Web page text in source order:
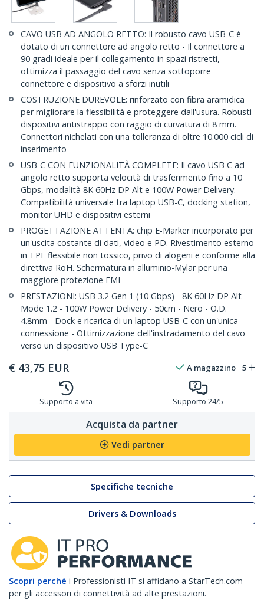
CAVO USB AD ANGOLO RETTO: Il robusto cavo USB-C è
dotato di un connettore ad angolo retto - Il connettore a
90 gradi ideale per il collegamento in spazi ristretti,
ottimizza il passaggio del cavo senza sottoporre
connettore e dispositivo a sforzi inutili
COSTRUZIONE DUREVOLE: rinforzato con fibra aramidica
per migliorare la flessibilità e proteggere dall'usura. Robusti
dispositivi antistrappo con raggio di curvatura di 8 mm.
Connettori nichelati con una tolleranza di oltre 10.000 cicli di
inserimento
USB-C CON FUNZIONALITÀ COMPLETE: Il cavo USB C ad
angolo retto supporta velocità di trasferimento fino a 10
Gbps, modalità 8K 60Hz DP Alt e 100W Power Delivery.
Compatibilità universale tra laptop USB-C, docking station,
monitor UHD e dispositivi esterni
PROGETTAZIONE ATTENTA: chip E-Marker incorporato per
un'uscita costante di dati, video e PD. Rivestimento esterno
in TPE flessibile non tossico, privo di alogeni e conforme alla
direttiva RoH. Schermatura in alluminio-Mylar per una
maggiore protezione EMI
PRESTAZIONI: USB 3.2 Gen 1 (10 Gbps) - 8K 60Hz DP Alt
Mode 1.2 - 100W Power Delivery - 50cm - Nero - O.D.
4.8mm - Dock e ricarica di un laptop USB-C con un'unica
connessione - Ottimizzazione dell'instradamento del cavo
verso un dispositivo USB Type-C
€ 43,75 EUR A magazzino 5
Supporto a vita Supporto 24/5
Acquista da partner
Vedi partner
Specifiche tecniche
Drivers & Downloads
Scopri perché i Professionisti IT si affidano a StarTech.com
per gli accessori di connettività ad alte prestazioni.